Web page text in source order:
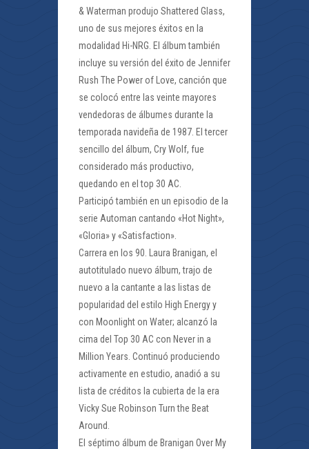
& Waterman produjo Shattered Glass,
uno de sus mejores éxitos en la
modalidad Hi-NRG. El álbum también
incluye su versión del éxito de Jennifer
Rush The Power of Love, canción que
se colocó entre las veinte mayores
vendedoras de álbumes durante la
temporada navideña de 1987. El tercer
sencillo del álbum, Cry Wolf, fue
considerado más productivo,
quedando en el top 30 AC.
Participó también en un episodio de la
serie Automan cantando «Hot Night»,
«Gloria» y «Satisfaction».
Carrera en los 90. Laura Branigan, el
autotitulado nuevo álbum, trajo de
nuevo a la cantante a las listas de
popularidad del estilo High Energy y
con Moonlight on Water; alcanzó la
cima del Top 30 AC con Never in a
Million Years. Continuó produciendo
activamente en estudio, anadió a su
lista de créditos la cubierta de la era
Vicky Sue Robinson Turn the Beat
Around.
El séptimo álbum de Branigan Over My